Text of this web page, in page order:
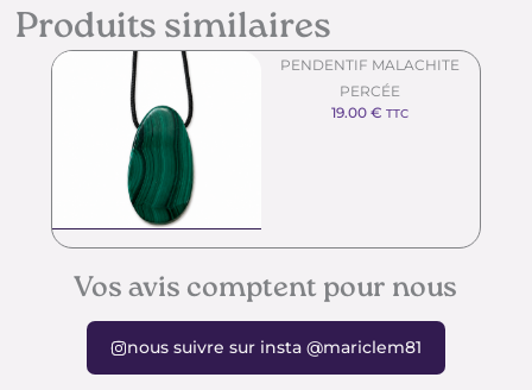
Produits similaires
PENDENTIF MALACHITE
PERCÉE
19.00€ TTC
Vos avis comptent pour nous
nous suivre sur insta @mariclem81